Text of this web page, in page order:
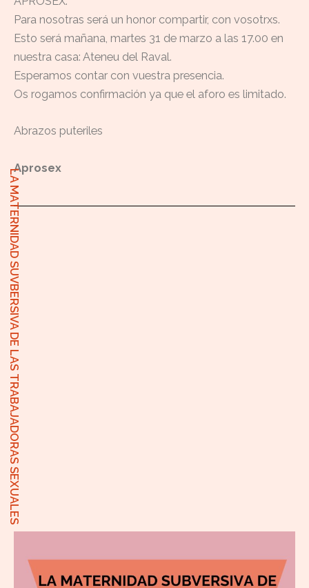
Para nosotras será un honor compartir, con vosotrxs.
Esto será mañana, martes 31 de marzo a las 17.00 en
nuestra casa: Ateneu del Raval.
Esperamos contar con vuestra presencia.
Os rogamos confirmación ya que el aforo es limitado.
Abrazos puteriles
Aprosex
LA MATERNIDAD SUVBERSIVA DE LAS TRABAJADORAS SEXUALES